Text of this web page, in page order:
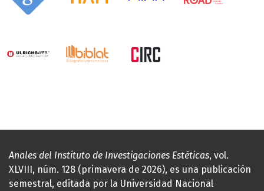
Anales del Instituto de Investigaciones Estéticas, vol.
XLVIII, núm. 128 (primavera de 2026), es una publicación
semestral, editada por la Universidad Nacional